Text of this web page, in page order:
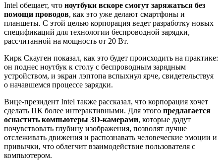
Intel обещает, что ноутбуки вскоре смогут заряжаться без
помощи проводов, как это уже делают смартфоны и
планшеты. С этой целью корпорация ведет разработку новых
спецификаций для технологии беспроводной зарядки,
рассчитанной на мощность от 20 Вт.
Кирк Скауген показал, как это будет происходить на практике:
он поднес ноутбук к столу с беспроводным зарядным
устройством, и экран лэптопа вспыхнул ярче, свидетельствуя
о начавшемся процессе зарядки.
Вице-президент Intel также рассказал, что корпорация хочет
сделать ПК более интерактивными. Для этого предлагается
оснастить компьютеры 3D-камерами, которые дадут
почувствовать глубину изображения, позволят лучше
отслеживать движения и распознавать человеческие эмоции и
привычки, что облегчит взаимодействие пользователя с
компьютером.